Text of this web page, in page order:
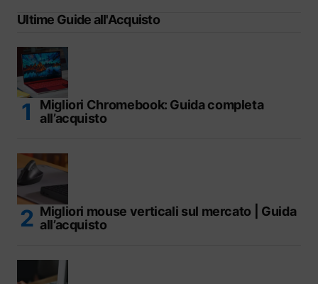
Ultime Guide all'Acquisto
Migliori Chromebook: Guida completa
all’acquisto
Migliori mouse verticali sul mercato | Guida
all’acquisto